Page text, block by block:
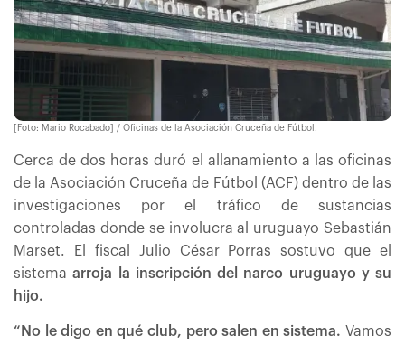
[Foto: Mario Rocabado] / Oficinas de la Asociación Cruceña de Fútbol.
Cerca de dos horas duró el allanamiento a las oficinas
de la Asociación Cruceña de Fútbol (ACF) dentro de las
investigaciones por el tráfico de sustancias
controladas donde se involucra al uruguayo Sebastián
Marset. El fiscal Julio César Porras sostuvo que el
sistemaarroja la inscripción del narco uruguayo y su
hijo.
“No le digo en qué club, pero salen en sistema. Vamos